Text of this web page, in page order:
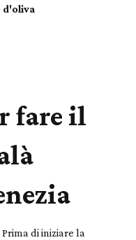
fare il
Prima di iniziare la